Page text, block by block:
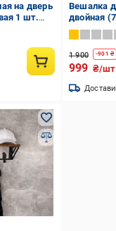
на дверь
1 шт.
Вешалка
двойная
1 900 -901 ₴
999 ₴/